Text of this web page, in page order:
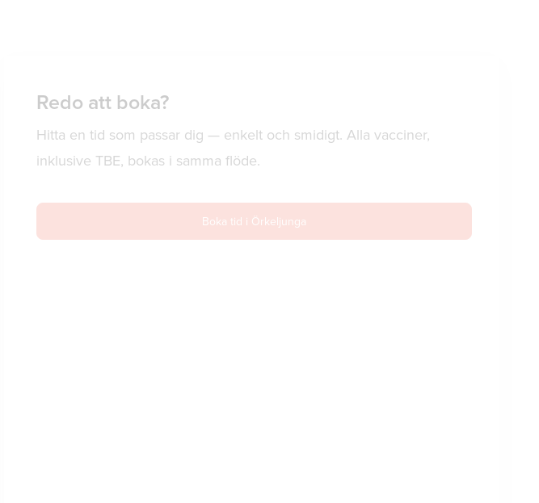
Redo att boka?
Hitta en tid som passar dig — enkelt och smidigt. Alla vacciner,
inklusive TBE, bokas i samma flöde.
Boka tid i Örkeljunga